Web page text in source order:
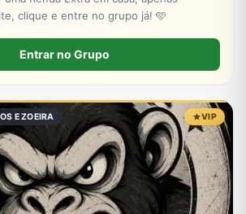
clique e entre no grupo já! 🩵
Entrar no Grupo
E ZOEIRA VIP